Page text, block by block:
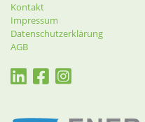
Kontakt
Impressum
Datenschutzerklärung
AGB